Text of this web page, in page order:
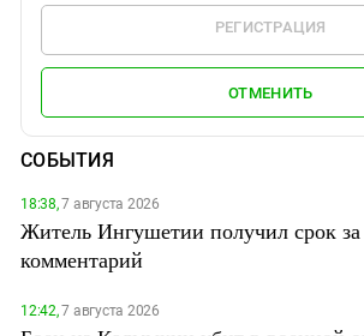
РЕГИСТРАЦИЯ
ОТМЕНИТЬ
СОБЫТИЯ
18:38,7 августа 2026
Житель Ингушетии получил срок
комментарий
12:42,7 августа 2026